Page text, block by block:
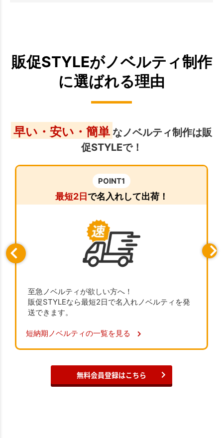
販促STYLEがノベルティ制作
に選ばれる理由
早い・安い・簡単 なノベルティ制作は販
促STYLEで！
POINT1
最短2日 で名入れして出荷！
至急ノベルティが欲しい方へ！
販促STYLEなら最短2日で名入れノベルティを発
送できます。
短納期ノベルティの一覧を見る
無料会員登録はこちら